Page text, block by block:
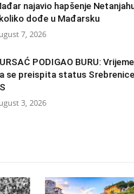
najavio hapšenje
dođe u Mađarsku
7, 2026
PODIGAO BURU:
se preispita status
3, 2026